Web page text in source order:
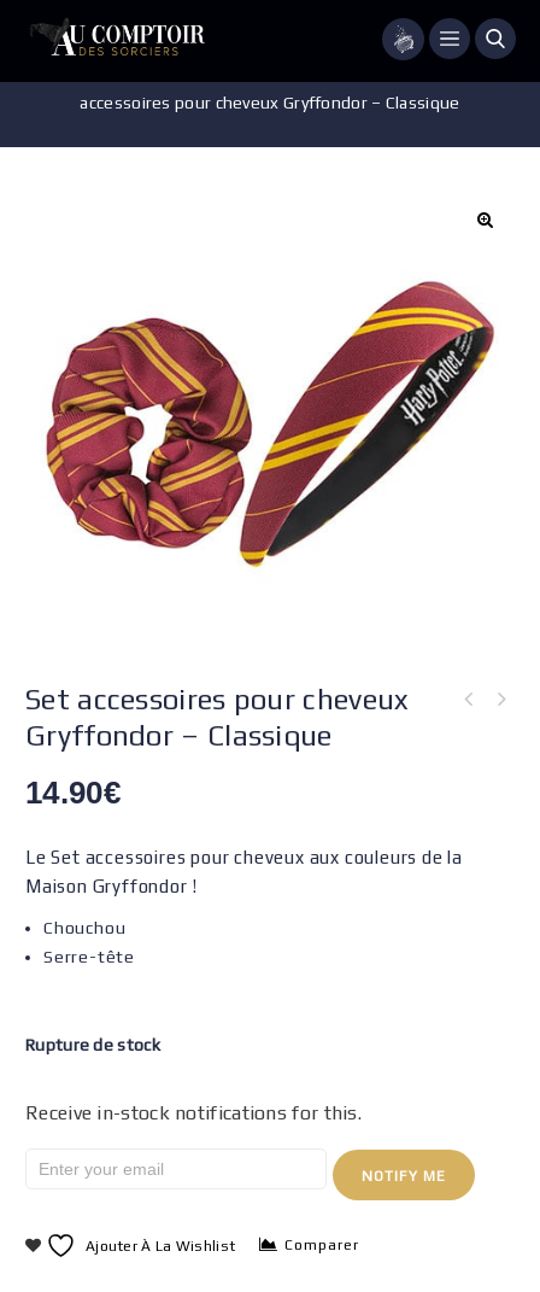
Menu
accessoires pour cheveux Gryffondor – Classique
Set accessoires pour cheveux
Gryffondor – Classique
14.90€
Le Set accessoires pour cheveux aux couleurs de la
Maison Gryffondor !
Chouchou
Serre-tête
Rupture de stock
Receive in-stock notifications for this.
NOTIFY ME
Ajouter À La Wishlist Comparer